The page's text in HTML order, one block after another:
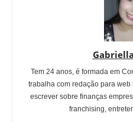
Tem 24 anos, é formada em
trabalha com redação para
escrever sobre finanças
franchising,